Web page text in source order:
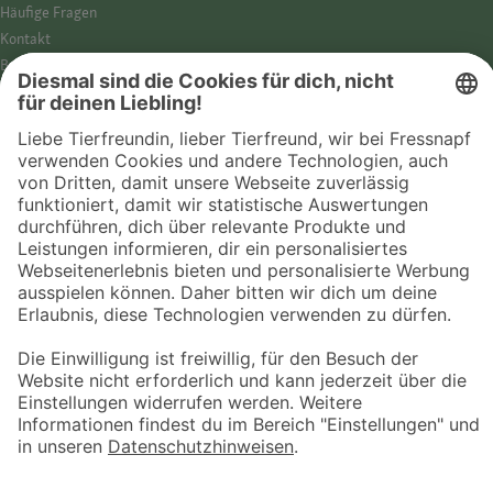
© 2026 Fressnapf Tiernahrungs GmbH
Westpreußenstraße 32-38
47809 Krefeld
Häufige Fragen
Kontakt
Barrierefreiheit
Impressum
Datenschutz­hinweise
Cookies
AGB
Entdecke Fressnapf
Tierversicherung
GPS-Tracker
Fressnapf Salon
Online-Shop